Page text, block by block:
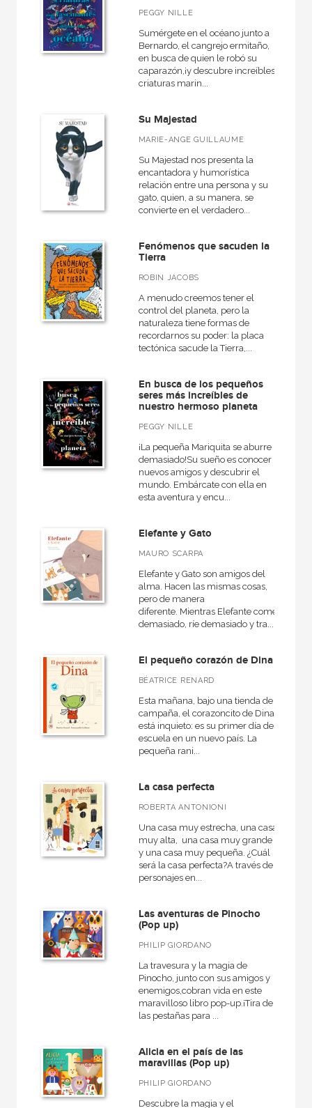
CATÁLOGOS PDF
Catálogos PDF
PEGGY NILLE
Sumérgete en el océano junto a
Bernardo, el cangrejo ermitaño,
en busca de quien le robó su
caparazón,¡y descubre increíbles
criaturas marin...
Su Majestad
MARIE-ANGE GUILLAUME
Su Majestad nos presenta la
encantadora y humorística
relación entre una persona y su
gato, quien, a su manera, se
convierte en el verdadero...
Fenómenos que sacuden la
Tierra
ROBIN JACOBS
A menudo creemos tener el
control del planeta, pero la
naturaleza tiene formas de
recordarnos su poder: la placa
tectónica sacude la Tierra,...
En busca de los pequeños
seres más increíbles de
nuestro hermoso planeta
PEGGY NILLE
¡La pequeña Mariquita se aburre
demasiado!Su sueño es conocer
nuevos amigos y descubrir el
mundo. Embárcate con ella en
esta aventura y encu...
Elefante y Gato
MAURO SCARPA
Elefante y Gato son amigos del
alma. Hacen las mismas cosas,
pero de manera
diferente. Mientras Elefante come
demasiado, ríe demasiado y tra...
El pequeño corazón de Dina
BÉATRICE RENARD
Esta mañana, bajo una tienda de
campaña, el corazoncito de Dina
está inquieto: es su primer día de
escuela en un nuevo país. La
pequeña rani...
La casa perfecta
ROBERTA ANTONIONI
Una casa muy estrecha, una casa
muy alta, una casa muy grande
y una casa muy pequeña. ¿Cuál
será la casa perfecta?A través de
personajes en...
Las aventuras de Pinocho
(Pop up)
PHILIP GIORDANO
La travesura y la magia de
Pinocho, junto con sus amigos y
enemigos,cobran vida en este
maravilloso libro pop-up.¡Tira de
las pestañas para ...
Alicia en el país de las
maravillas (Pop up)
PHILIP GIORDANO
Descubre la magia y el